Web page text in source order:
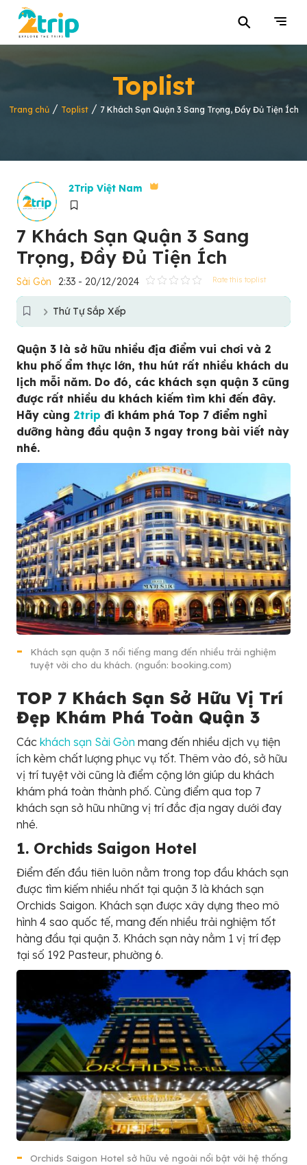
⚲
Toplist
Trang chủ/ Toplist/ 7 Khách Sạn Quận 3 Sang Trọng, Đầy Đủ Tiện Ích
2Trip Việt Nam
7 Khách Sạn Quận 3 Sang
Trọng, Đầy Đủ Tiện Ích
Sài Gòn 2:33 - 20/12/2024 Rate this toplist
Thứ Tự Sắp Xếp
Quận 3 là sở hữu nhiều địa điểm vui chơi và 2
khu phố ẩm thực lớn, thu hút rất nhiều khách du
lịch mỗi năm. Do đó, các khách sạn quận 3 cũng
được rất nhiều du khách kiếm tìm khi đến đây.
Hãy cùng 2trip đi khám phá Top 7 điểm nghỉ
dưỡng hàng đầu quận 3 ngay trong bài viết này
nhé.
Khách sạn quận 3 nổi tiếng mang đến nhiều trải nghiệm
tuyệt vời cho du khách. (nguồn: booking.com)
TOP 7 Khách Sạn Sở Hữu Vị Trí
Đẹp Khám Phá Toàn Quận 3
Các khách sạn Sài Gòn mang đến nhiều dịch vụ tiện
ích kèm chất lượng phục vụ tốt. Thêm vào đó, sở hữu
vị trí tuyệt vời cũng là điểm cộng lớn giúp du khách
khám phá toàn thành phố. Cùng điểm qua top 7
khách sạn sở hữu những vị trí đắc địa ngay dưới đay
nhé.
1. Orchids Saigon Hotel
Điểm đến đầu tiên luôn nằm trong top đầu khách sạn
được tìm kiếm nhiều nhất tại quận 3 là khách sạn
Orchids Saigon. Khách sạn được xây dựng theo mô
hình 4 sao quốc tế, mang đến nhiều trải nghiệm tốt
hàng đầu tại quận 3. Khách sạn này nằm 1 vị trí đẹp
tại số 192 Pasteur, phường 6.
Orchids Saigon Hotel sở hữu vẻ ngoài nổi bật với hệ thống